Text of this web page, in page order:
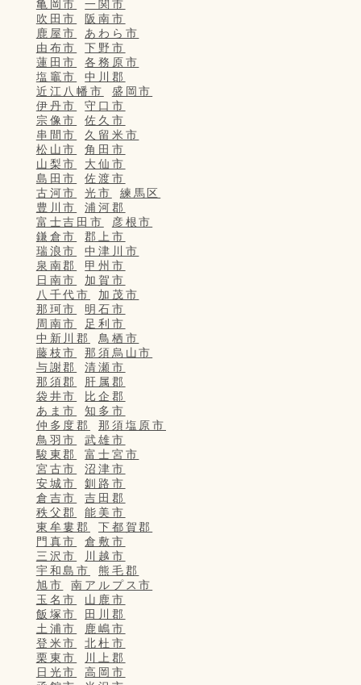
亀岡市
一関市
吹田市
阪南市
鹿屋市
あわら市
由布市
下野市
蓮田市
各務原市
塩竈市
中川郡
近江八幡市
盛岡市
伊丹市
守口市
宗像市
佐久市
串間市
久留米市
松山市
角田市
山梨市
大仙市
島田市
佐渡市
古河市
光市
練馬区
豊川市
浦河郡
富士吉田市
彦根市
鎌倉市
郡上市
瑞浪市
中津川市
泉南郡
甲州市
日南市
加賀市
八千代市
加茂市
那珂市
明石市
周南市
足利市
中新川郡
鳥栖市
藤枝市
那須烏山市
与謝郡
清瀬市
那須郡
肝属郡
袋井市
比企郡
あま市
知多市
仲多度郡
那須塩原市
鳥羽市
武雄市
駿東郡
富士宮市
宮古市
沼津市
安城市
釧路市
倉吉市
吉田郡
秩父郡
能美市
東牟婁郡
下都賀郡
門真市
倉敷市
三沢市
川越市
宇和島市
熊毛郡
旭市
南アルプス市
玉名市
山鹿市
飯塚市
田川郡
土浦市
鹿嶋市
登米市
北杜市
栗東市
川上郡
日光市
高岡市